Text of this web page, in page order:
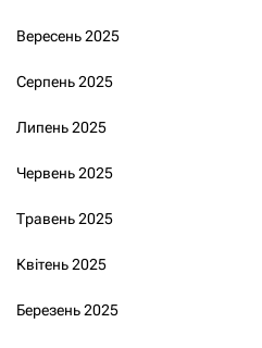
Вересень 2025
Серпень 2025
Липень 2025
Червень 2025
Травень 2025
Квітень 2025
Березень 2025